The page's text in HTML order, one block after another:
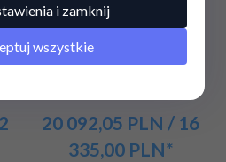
|
prędkości | 27 l | 1,1 kW |
440x700x860 | RQRS12
20 092,05 PLN / 16
335,00 PLN*
i zamknij
wszystkie